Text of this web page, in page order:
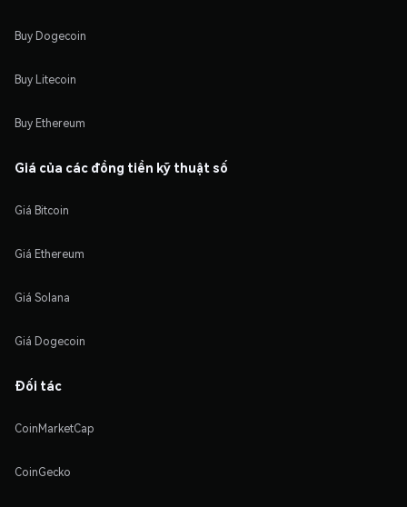
Buy Dogecoin
Buy Litecoin
Buy Ethereum
Giá của các đồng tiền kỹ thuật số
Giá Bitcoin
Giá Ethereum
Giá Solana
Giá Dogecoin
Đối tác
CoinMarketCap
CoinGecko